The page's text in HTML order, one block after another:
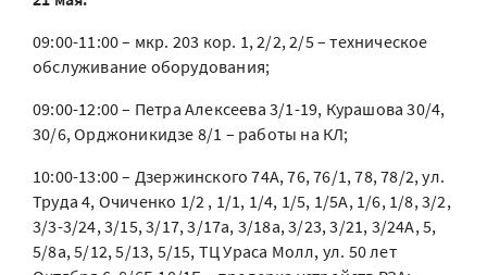
09:00-11:00 – мкр. 203 кор. 1, 2/2, 2/5 – техническое
обслуживание оборудования;
09:00-12:00 – Петра Алексеева 3/1-19, Курашова 30/4,
30/6, Орджоникидзе 8/1 – работы на КЛ;
10:00-13:00 – Дзержинского 74А, 76, 76/1, 78, 78/2, ул.
Труда 4, Очиченко 1/2 , 1/1, 1/4, 1/5, 1/5А, 1/6, 1/8, 3/2,
3/3-3/24, 3/15, 3/17, 3/17а, 3/18а, 3/23, 3/21, 3/24А, 5,
5/8а, 5/12, 5/13, 5/15, ТЦ Ураса Молл, ул. 50 лет